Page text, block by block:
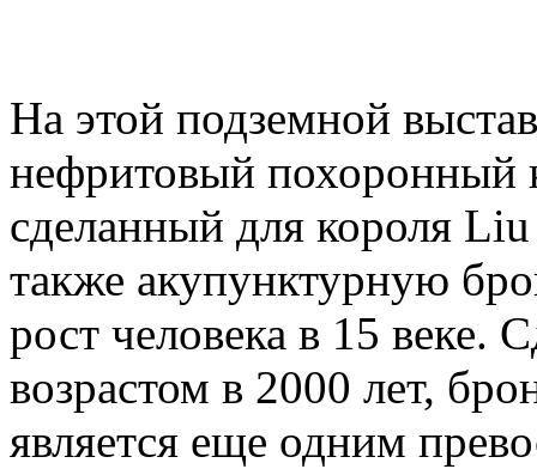
На этой подземной
нефритовый похоронный
сделанный для короля
также акупунктурную
рост человека в 15 веке.
возрастом в 2000 лет,
является еще одним